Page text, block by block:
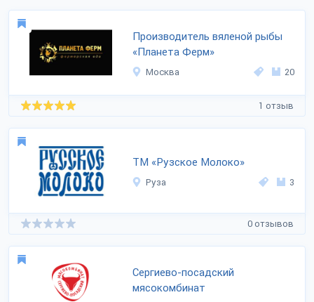
Производитель вяленой рыбы
«Планета Ферм»
Москва 20
1 отзыв
ТМ «Рузское Молоко»
Руза 3
0 отзывов
Сергиево-посадский
мясокомбинат